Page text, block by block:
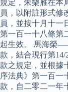
規定，朱樂雁在本
員，以附註形式修
員，並按十月十一
第一百一十八條第
起生效。 馬海榮
款，結合現行第
款之規定，並根據
序法典》第一百一
款，自二零二一年